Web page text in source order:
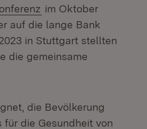
(Öffnet in neuem
im Oktober
auf die lange Bank
in Stuttgart stellten
die gemeinsame
die Bevölkerung
für die Gesundheit von